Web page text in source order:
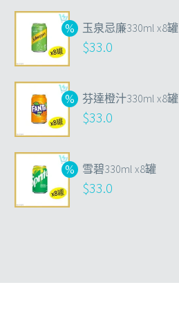
玉泉忌廉330ml x8罐
$33.0
芬達橙汁330ml x8罐
$33.0
雪碧330ml x8罐
$33.0